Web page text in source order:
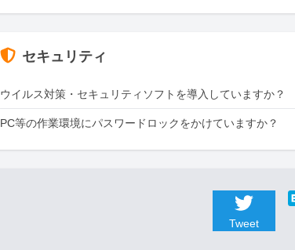
セキュリティ
ウイルス対策・セキュリティソフトを導入していますか？
PC等の作業環境にパスワードロックをかけていますか？
Tweet